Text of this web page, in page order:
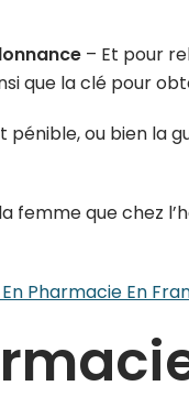
– Et pour
que la clé pour
ou bien la
femme que chez
Pharmacie En